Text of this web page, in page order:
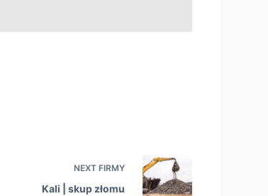
NEXT FIRMY
Kali | skup złomu